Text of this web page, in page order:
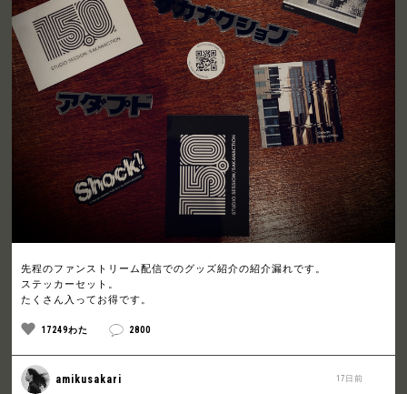
先程のファンストリーム配信でのグッズ紹介の紹介漏れです。
ステッカーセット。
たくさん入ってお得です。
17249わた 2800
17日前
amikusakari